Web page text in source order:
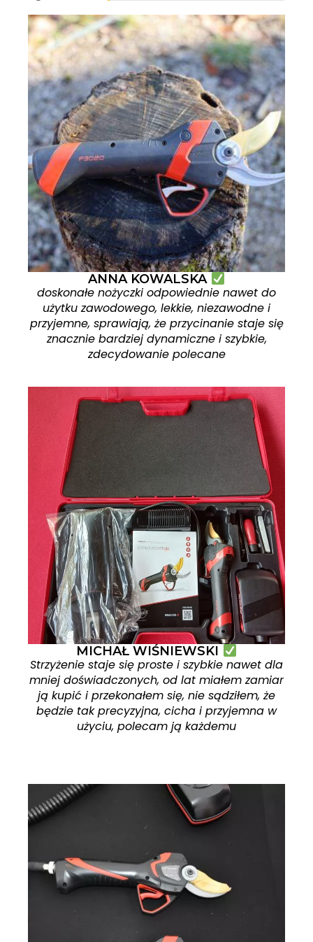
ANNA KOWALSKA
doskonałe nożyczki odpowiednie nawet do
użytku zawodowego, lekkie, niezawodne i
przyjemne, sprawiają, że przycinanie staje się
znacznie bardziej dynamiczne i szybkie,
zdecydowanie polecane
MICHAŁ WIŚNIEWSKI
Strzyżenie staje się proste i szybkie nawet dla
mniej doświadczonych, od lat miałem zamiar
ją kupić i przekonałem się, nie sądziłem, że
będzie tak precyzyjna, cicha i przyjemna w
użyciu, polecam ją każdemu